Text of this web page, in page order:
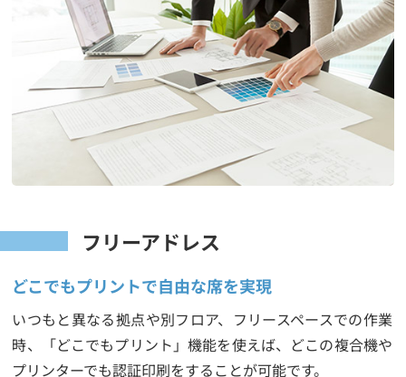
フリーアドレス
どこでもプリントで自由な席を実現
いつもと異なる拠点や別フロア、フリースペースでの作業
時、「どこでもプリント」機能を使えば、どこの複合機や
プリンターでも認証印刷をすることが可能です。